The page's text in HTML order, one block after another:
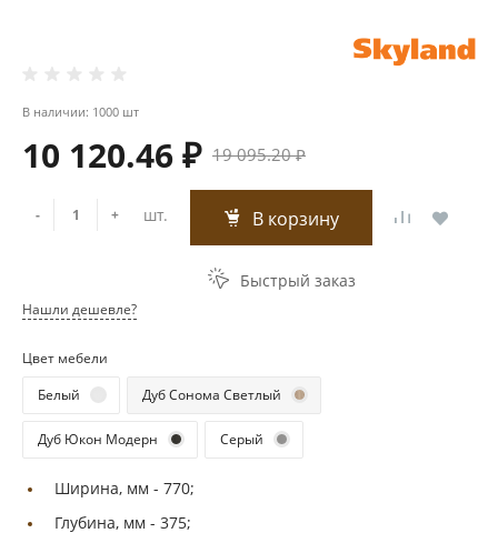
В наличии: 1000 шт
10 120.46 ₽ 19 095.20 ₽
- + шт. В корзину
Быстрый заказ
Нашли дешевле?
Цвет мебели
Белый
Дуб Сонома Светлый
Дуб Юкон Модерн Серый
Ширина, мм - 770;
Глубина, мм - 375;